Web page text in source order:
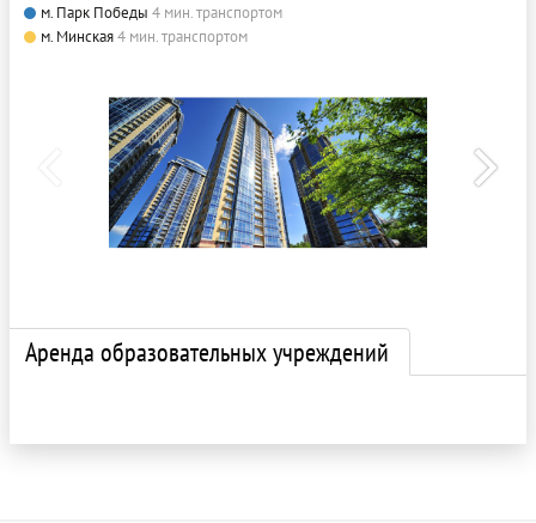
м. Парк Победы 4 мин. транспортом
м. Минская4 мин. транспортом
Аренда образовательных учреждений